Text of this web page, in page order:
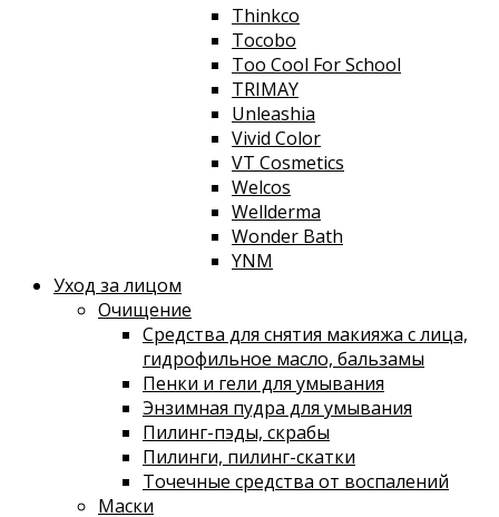
Thinkco
Tocobo
Too Cool For School
TRIMAY
Unleashia
Vivid Color
VT Cosmetics
Welcos
Wellderma
Wonder Bath
YNM
Уход за лицом
Очищение
Средства для снятия макияжа с лица,
гидрофильное масло, бальзамы
Пенки и гели для умывания
Энзимная пудра для умывания
Пилинг-пэды, скрабы
Пилинги, пилинг-скатки
Точечные средства от воспалений
Маски